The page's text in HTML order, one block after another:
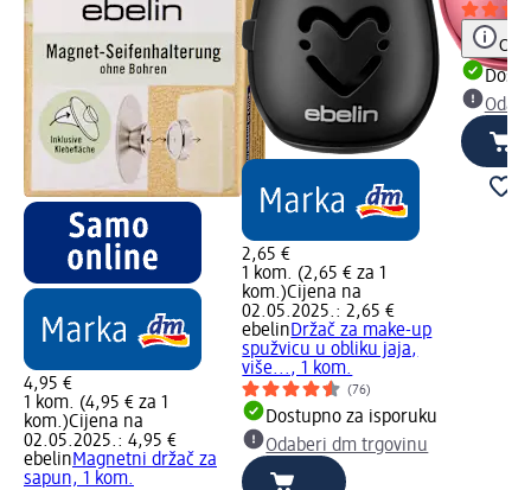
4,95 €
1 kom. (4,95 € za 1
kom.)Cijena na
02.05.2025.: 4,95 €
ebelinMagnetni držač za
sapun, 1 kom.
2,65 €
1 kom. (2,65 € za 1
kom.)Cijena na
02.05.2025.: 2,65 €
ebelinDržač za make-up
spužvicu u obliku jaja,
više..., 1 kom.
(76)
Dostupno za isporuku
Odaberi dm trgovinu